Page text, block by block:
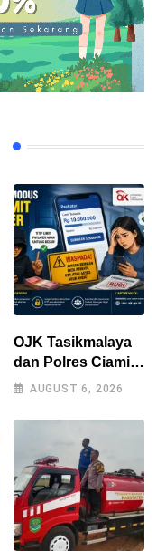
OJK Tasikmalaya
dan Polres Ciamis
Bongkar Modus
Limit Paylater,
Kerugian Korban
Tembus Rp500
Juta
AUGUST 6, 2026